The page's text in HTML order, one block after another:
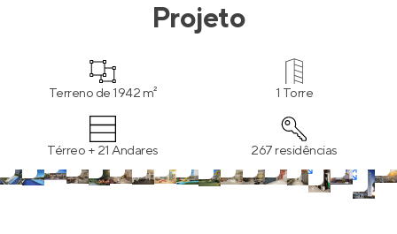
Projeto
Terreno de 1942 m² 1 Torre
Térreo + 21 Andares 267 residências